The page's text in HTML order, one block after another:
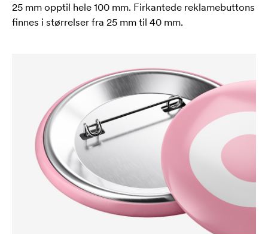
25 mm opptil hele 100 mm. Firkantede reklamebuttons
finnes i størrelser fra 25 mm til 40 mm.